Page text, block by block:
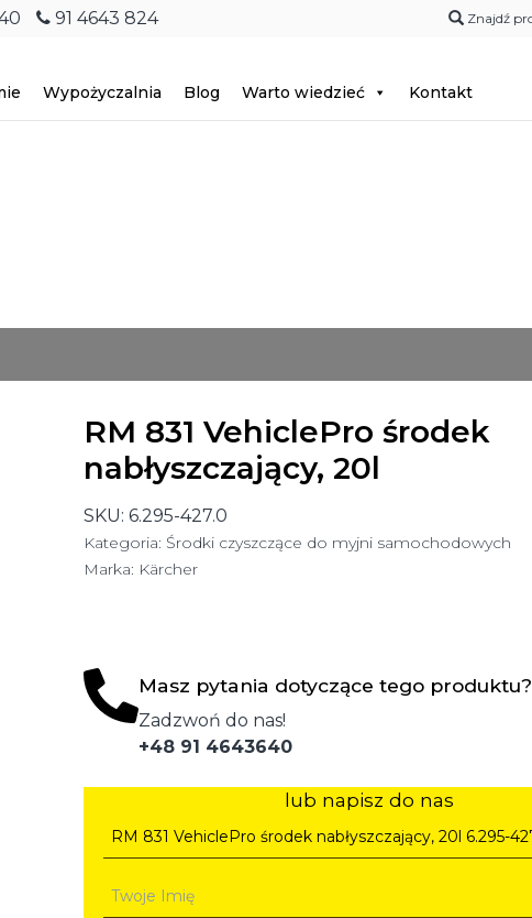
91 4643 824
Wypożyczalnia Blog Warto wiedzieć Kontakt
RM 831 VehiclePro środek
nabłyszczający, 20l
SKU: 6.295-427.0
Kategoria: Środki czyszczące do myjni samochodowych
Marka: Kärcher
Masz pytania dotyczące tego produktu?
Zadzwoń do nas!
+48 91 4643640
lub napisz do nas